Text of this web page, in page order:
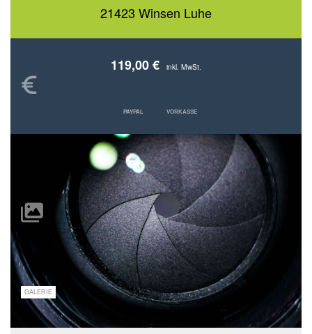
21423 Winsen Luhe
119,00 € inkl. MwSt.
PAYPAL VORKASSE
GALERIE